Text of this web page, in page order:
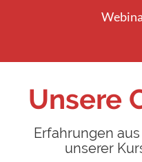
Unsere
Erfahrungen
unserer